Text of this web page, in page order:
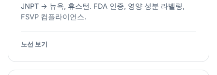
JNPT → 뉴욕, 휴스턴. FDA 인증, 영양 성분 라벨링,
FSVP 컴플라이언스.
노선 보기